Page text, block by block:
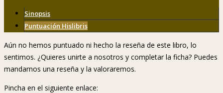
Sinopsis
Puntuación Hislibris
Aún no hemos puntuado ni hecho la reseña de este libro, lo
sentimos. ¿Quieres unirte a nosotros y completar la ficha? Puedes
mandarnos una reseña y la valoraremos.
Pincha en el siguiente enlace: